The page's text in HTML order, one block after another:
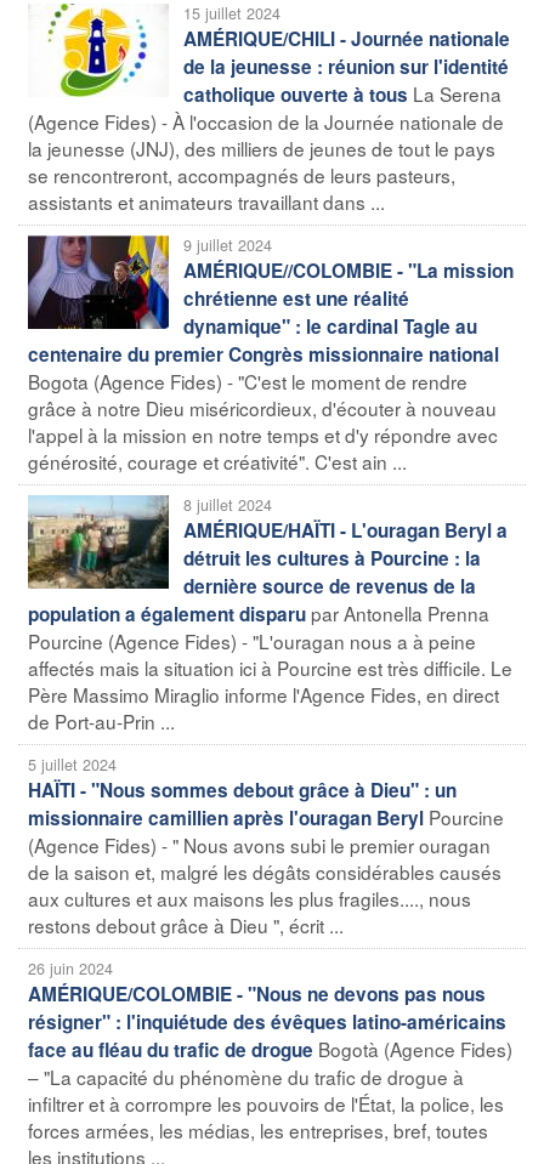
15 juillet 2024
AMÉRIQUE/CHILI - Journée nationale
de la jeunesse : réunion sur l'identité
catholique ouverte à tous La Serena
(Agence Fides) - À l'occasion de la Journée nationale de
la jeunesse (JNJ), des milliers de jeunes de tout le pays
se rencontreront, accompagnés de leurs pasteurs,
assistants et animateurs travaillant dans ...
9 juillet 2024
AMÉRIQUE//COLOMBIE - "La mission
chrétienne est une réalité
dynamique" : le cardinal Tagle au
centenaire du premier Congrès missionnaire national
Bogota (Agence Fides) - "C'est le moment de rendre
grâce à notre Dieu miséricordieux, d'écouter à nouveau
l'appel à la mission en notre temps et d'y répondre avec
générosité, courage et créativité". C'est ain ...
8 juillet 2024
AMÉRIQUE/HAÏTI - L'ouragan Beryl a
détruit les cultures à Pourcine : la
dernière source de revenus de la
population a également disparupar Antonella Prenna
Pourcine (Agence Fides) - "L'ouragan nous a à peine
affectés mais la situation ici à Pourcine est très difficile. Le
Père Massimo Miraglio informe l'Agence Fides, en direct
de Port-au-Prin ...
5 juillet 2024
HAÏTI - "Nous sommes debout grâce à Dieu" : un
missionnaire camillien après l'ouragan Beryl Pourcine
(Agence Fides) - " Nous avons subi le premier ouragan
de la saison et, malgré les dégâts considérables causés
aux cultures et aux maisons les plus fragiles...., nous
restons debout grâce à Dieu ", écrit ...
26 juin 2024
AMÉRIQUE/COLOMBIE - "Nous ne devons pas nous
résigner" : l'inquiétude des évêques latino-américains
face au fléau du trafic de drogue Bogotà (Agence Fides)
– "La capacité du phénomène du trafic de drogue à
infiltrer et à corrompre les pouvoirs de l'État, la police, les
forces armées, les médias, les entreprises, bref, toutes
les institutions ...